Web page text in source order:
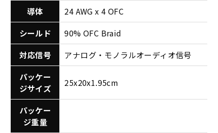
導体
24 AWG x 4 OFC
シールド
90% OFC Braid
対応信号
アナログ・モノラルオーディオ信号
パッケー
ジサイズ
25x20x1.95cm
パッケー
ジ重量